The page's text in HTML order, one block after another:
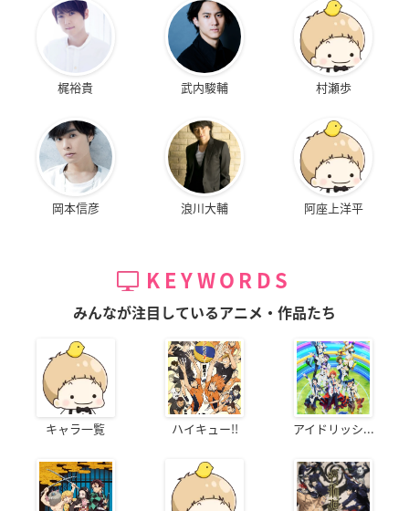
梶裕貴 武内駿輔 村瀬歩
岡本信彦 浪川大輔 阿座上洋平
KEYWORDS
みんなが注目しているアニメ・作品たち
キャラ一覧 ハイキュー!! アイドリッシ...